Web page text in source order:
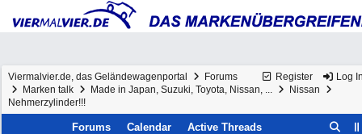
Register Log
Viermalvier.de, das Geländewagenportal
Forums
Marken talk
Made in Japan, Suzuki, Toyota, Nissan, ...
Nissan
Nehmerzylinder!!!
Forums Calendar Active Threads